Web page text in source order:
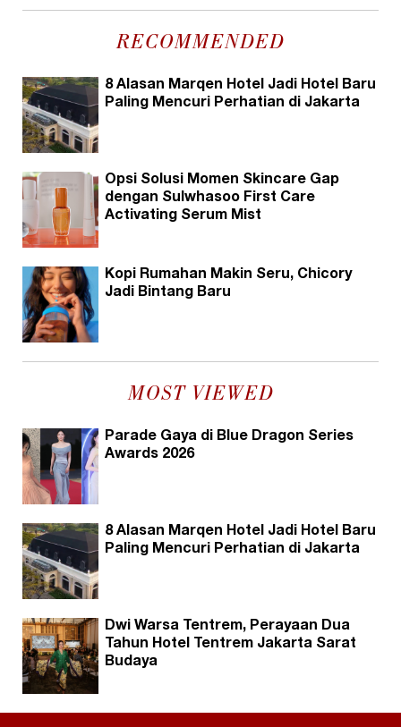
RECOMMENDED
8 Alasan Marqen Hotel Jadi Hotel Baru
Paling Mencuri Perhatian di Jakarta
Opsi Solusi Momen Skincare Gap
dengan Sulwhasoo First Care
Activating Serum Mist
Kopi Rumahan Makin Seru, Chicory
Jadi Bintang Baru
MOST VIEWED
Parade Gaya di Blue Dragon Series
Awards 2026
8 Alasan Marqen Hotel Jadi Hotel Baru
Paling Mencuri Perhatian di Jakarta
Dwi Warsa Tentrem, Perayaan Dua
Tahun Hotel Tentrem Jakarta Sarat
Budaya